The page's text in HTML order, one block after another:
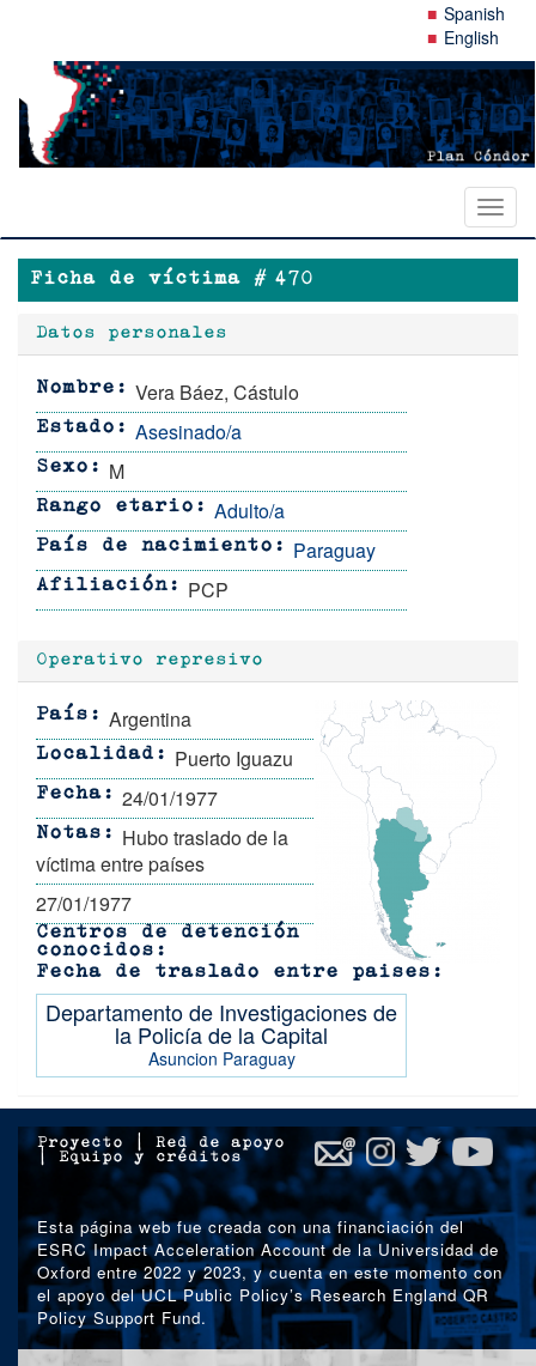
contenido
principal
Spanish
English
Ficha de víctima # 470
Datos personales
Nombre Vera Báez, Cástulo
Estado Asesinado/a
Sexo M
Rango etario Adulto/a
País de nacimiento Paraguay
Afiliación PCP
Operativo represivo
País Argentina
Localidad Puerto Iguazu
Fecha 24/01/1977
Notas
Hubo traslado de la
víctima entre países
Fecha de traslado entre paises
27/01/1977
Centros de detención
conocidos
Departamento de Investigaciones de
la Policía de la Capital
Asuncion Paraguay
Proyecto
Red de apoyo
| Equipo y créditos
Esta página web fue creada con una financiación del
ESRC Impact Acceleration Account de la Universidad de
Oxford entre 2022 y 2023, y cuenta en este momento con
el apoyo del UCL Public Policy’s Research England QR
Policy Support Fund.